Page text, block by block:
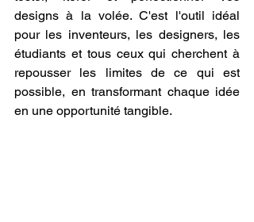
designs à la volée. C'est l'outil idéal
pour les inventeurs, les designers, les
étudiants et tous ceux qui cherchent à
repousser les limites de ce qui est
possible, en transformant chaque idée
en une opportunité tangible.